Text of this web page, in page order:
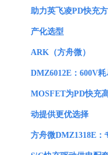
助力英飞凌PD快充
产化选型
ARK（方舟微）
DMZ6012E：600V耗
MOSFET为PD快充
动提供更优选择
方舟微DMZ1318E：